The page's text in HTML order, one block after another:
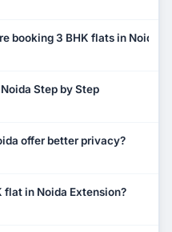
booking 3 BHK flats in Noida?
Step by Step
offer better privacy?
flat in Noida Extension?